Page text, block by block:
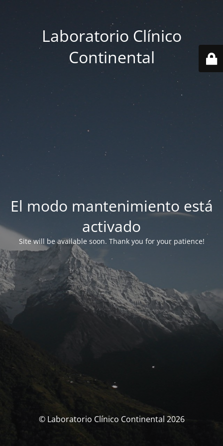
Laboratorio Clínico
Continental
El modo mantenimiento está
activado
Site will be available soon. Thank you for your patience!
© Laboratorio Clínico Continental 2026